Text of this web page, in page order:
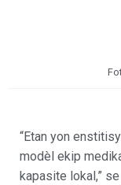
“Etan yon
modèl ekip
kapasite lokal,”